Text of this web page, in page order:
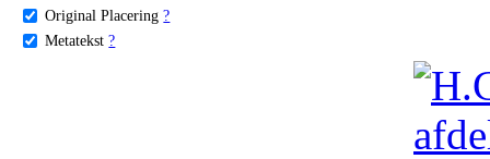
Original Placering ?
Metatekst ?